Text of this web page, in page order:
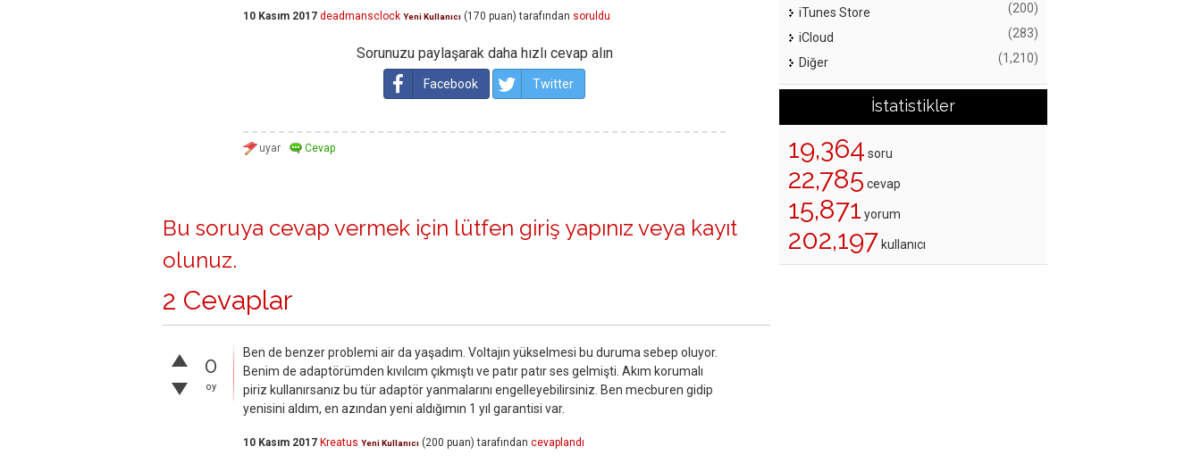
10 Kasım 2017 deadmansclock Yeni Kullanıcı (170 puan) tarafından soruldu
Sorunuzu paylaşarak daha hızlı cevap alın
Facebook Twitter
Bu soruya cevap vermek için lütfen giriş yapınız veya kayıt
olunuz.
2 Cevaplar
0
oy
Ben de benzer problemi air da yaşadım. Voltajın yükselmesi bu duruma sebep oluyor.
Benim de adaptörümden kıvılcım çıkmıştı ve patır patır ses gelmişti. Akım korumalı
piriz kullanırsanız bu tür adaptör yanmalarını engelleyebilirsiniz. Ben mecburen gidip
yenisini aldım, en azından yeni aldığımın 1 yıl garantisi var.
10 Kasım 2017 Kreatus Yeni Kullanıcı (200 puan) tarafından cevaplandı
iTunes Store (200)
iCloud (283)
Diğer (1,210)
İstatistikler
19,364 soru
22,785 cevap
15,871 yorum
202,197 kullanıcı